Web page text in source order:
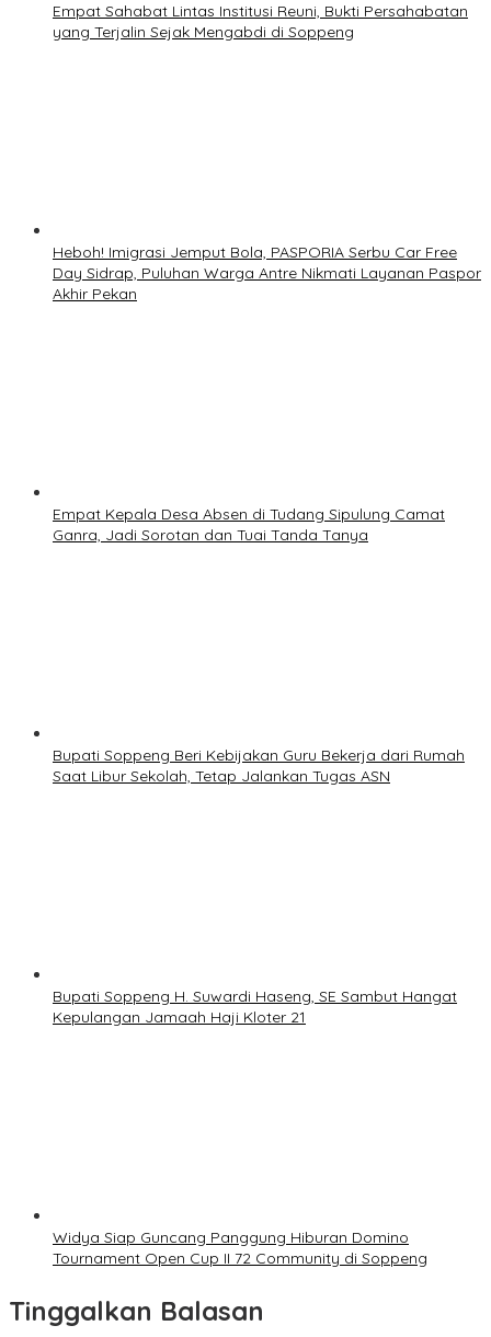
Empat Sahabat Lintas Institusi Reuni, Bukti Persahabatan
yang Terjalin Sejak Mengabdi di Soppeng
Heboh! Imigrasi Jemput Bola, PASPORIA Serbu Car Free
Day Sidrap, Puluhan Warga Antre Nikmati Layanan Paspor
Akhir Pekan
Empat Kepala Desa Absen di Tudang Sipulung Camat
Ganra, Jadi Sorotan dan Tuai Tanda Tanya
Bupati Soppeng Beri Kebijakan Guru Bekerja dari Rumah
Saat Libur Sekolah, Tetap Jalankan Tugas ASN
Bupati Soppeng H. Suwardi Haseng, SE Sambut Hangat
Kepulangan Jamaah Haji Kloter 21
Widya Siap Guncang Panggung Hiburan Domino
Tournament Open Cup II 72 Community di Soppeng
Tinggalkan Balasan